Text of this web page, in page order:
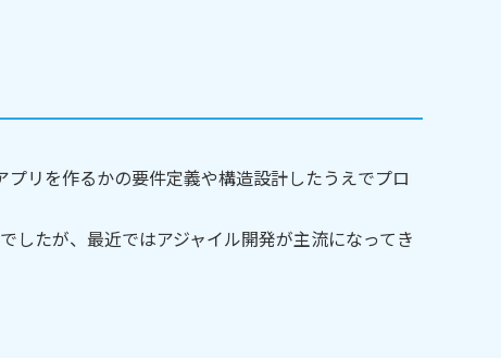
リを作るかの要件定義や構造設計したうえでプロ
したが、最近ではアジャイル開発が主流になってき